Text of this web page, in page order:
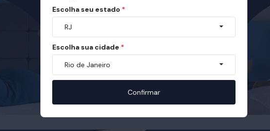
Escolha seu estado *
RJ
Escolha sua cidade *
Rio de Janeiro
Confirmar